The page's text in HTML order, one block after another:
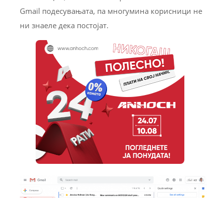
Gmail подесувањата, па многумина корисници не
ни знаеле дека постојат.